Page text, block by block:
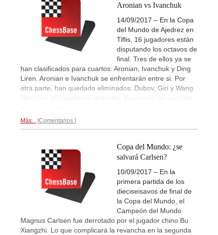
Aronian vs Ivanchuk
14/09/2017 – En la Copa
del Mundo de Ajedrez en
Tiflis, 16 jugadores están
disputando los octavos de
final. Tres de ellos ya se
han clasificados para cuartos: Aronian, Ivanchuk y Ding
Liren. Aronian e Ivanchuk se enfrentarán entre si. Por
otra parte, han quedado eliminados: Dubov, Giri y Wang
Hao. Los 10 jugadores restantes disputarán las partidas
Más... Comentarios
Copa del Mundo: ¿se
salvará Carlsen?
10/09/2017 – En la
primera partida de los
dieciseisavos de final de
la Copa del Mundo, el
Campeón del Mundo
Magnus Carlsen fue derrotado por el jugador chino Bu
Xiangzhi. Lo que complicará la revancha en la segunda